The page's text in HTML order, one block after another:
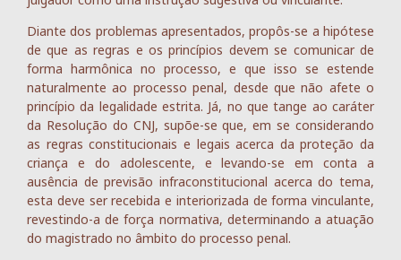
Diante dos problemas apresentados, propôs-se a hipótese
de que as regras e os princípios devem se comunicar de
forma harmônica no processo, e que isso se estende
naturalmente ao processo penal, desde que não afete o
princípio da legalidade estrita. Já, no que tange ao caráter
da Resolução do CNJ, supõe-se que, em se considerando
as regras constitucionais e legais acerca da proteção da
criança e do adolescente, e levando-se em conta a
ausência de previsão infraconstitucional acerca do tema,
esta deve ser recebida e interiorizada de forma vinculante,
revestindo-a de força normativa, determinando a atuação
do magistrado no âmbito do processo penal.